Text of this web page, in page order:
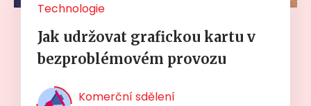
Technologie
Jak udržovat grafickou kartu v
bezproblémovém provozu
Komerční sdělení